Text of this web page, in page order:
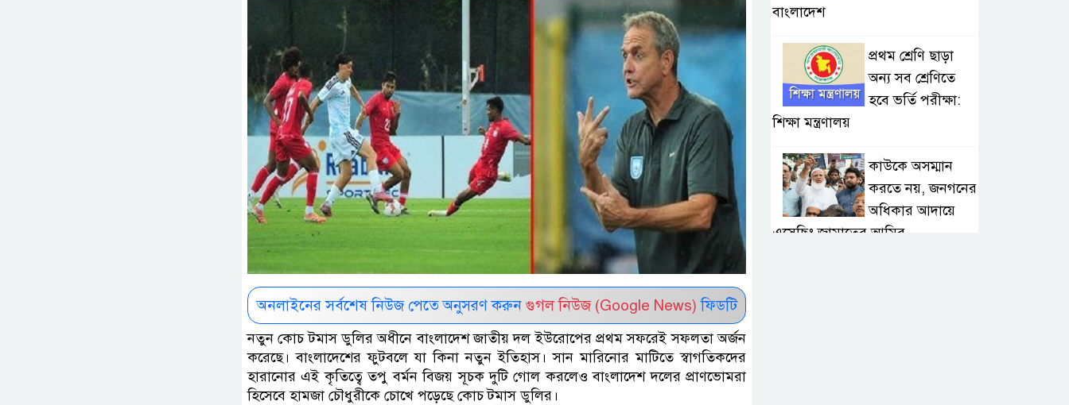
অনলাইনের সর্বশেষ নিউজ পেতে অনুসরণ করুন গুগল নিউজ (Google News) ফিডটি
নতুন কোচ টমাস ডুলির অধীনে বাংলাদেশ জাতীয় দল ইউরোপের প্রথম সফরেই সফলতা অর্জন
করেছে। বাংলাদেশের ফুটবলে যা কিনা নতুন ইতিহাস। সান মারিনোর মাটিতে স্বাগতিকদের
হারানোর এই কৃতিত্বে তপু বর্মন বিজয় সূচক দুটি গোল করলেও বাংলাদেশ দলের প্রাণভোমরা
হিসেবে হামজা চৌধুরীকে চোখে পড়েছে কোচ টমাস ডুলির।
বাংলাদেশ
প্রথম শ্রেণি ছাড়া
অন্য সব শ্রেণিতে
হবে ভর্তি পরীক্ষা:
শিক্ষা মন্ত্রণালয়
কাউকে অসম্মান
করতে নয়, জনগনের
অধিকার আদায়ে
এসেছিঃ জামাতের আমির